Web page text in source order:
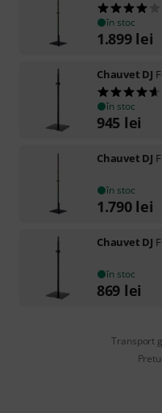
în stoc
1.899 lei
Chauvet DJ
în stoc
945 lei
Chauvet DJ
în stoc
1.790 lei
Chauvet DJ
în stoc
869 lei
Transport